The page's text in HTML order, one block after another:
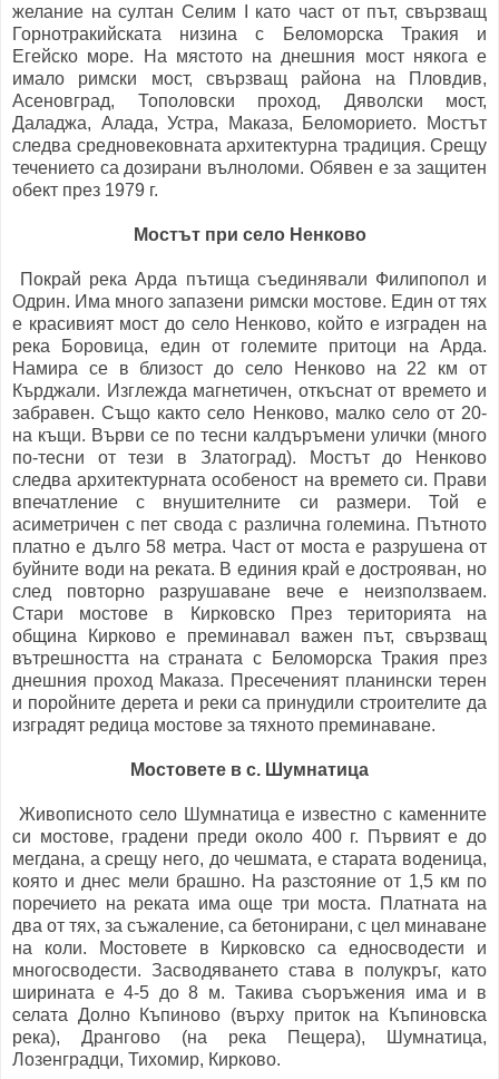
желание на султан Селим I като част от път, свързващ
Горнотракийската низина с Беломорска Тракия и
Егейско море. На мястото на днешния мост някога е
имало римски мост, свързващ района на Пловдив,
Асеновград, Тополовски проход, Дяволски мост,
Даладжа, Алада, Устра, Маказа, Беломорието. Мостът
следва средновековната архитектурна традиция. Срещу
течението са дозирани вълноломи. Обявен е за защитен
обект през 1979 г.
Мостът при село Ненково
Покрай река Арда пътища съединявали Филипопол и
Одрин. Има много запазени римски мостове. Един от тях
е красивият мост до село Ненково, който е изграден на
река Боровица, един от големите притоци на Арда.
Намира се в близост до село Ненково на 22 км от
Кърджали. Изглежда магнетичен, откъснат от времето и
забравен. Също както село Ненково, малко село от 20-
на къщи. Върви се по тесни калдъръмени улички (много
по-тесни от тези в Златоград). Мостът до Ненково
следва архитектурната особеност на времето си. Прави
впечатление с внушителните си размери. Той е
асиметричен с пет свода с различна големина. Пътното
платно е дълго 58 метра. Част от моста е разрушена от
буйните води на реката. В единия край е дострояван, но
след повторно разрушаване вече е неизползваем.
Стари мостове в Кирковско През територията на
община Кирково е преминавал важен път, свързващ
вътрешността на страната с Беломорска Тракия през
днешния проход Маказа. Пресеченият планински терен
и поройните дерета и реки са принудили строителите да
изградят редица мостове за тяхното преминаване.
Мостовете в с. Шумнатица
Живописното село Шумнатица е известно с каменните
си мостове, градени преди около 400 г. Първият е до
мегдана, а срещу него, до чешмата, е старата воденица,
която и днес мели брашно. На разстояние от 1,5 км по
поречието на реката има още три моста. Платната на
два от тях, за съжаление, са бетонирани, с цел минаване
на коли. Мостовете в Кирковско са едносводести и
многосводести. Засводяването става в полукръг, като
ширината е 4-5 до 8 м. Такива съоръжения има и в
селата Долно Къпиново (върху приток на Къпиновска
река), Дрангово (на река Пещера), Шумнатица,
Лозенградци, Тихомир, Кирково.